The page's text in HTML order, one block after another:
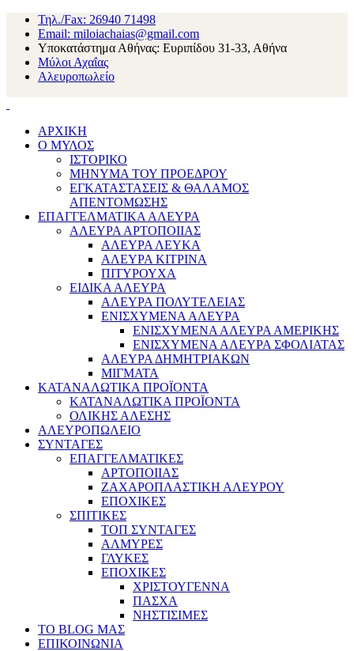
Τηλ./Fax: 26940 71498
Email: miloiachaias@gmail.com
Υποκατάστημα Αθήνας: Ευριπίδου 31-33, Αθήνα
Μύλοι Αχαΐας
Αλευροπωλείο
ΑΡΧΙΚΗ
Ο ΜΥΛΟΣ
ΙΣΤΟΡΙΚΟ
ΜΗΝΥΜΑ ΤΟΥ ΠΡΟΕΔΡΟΥ
ΕΓΚΑΤΑΣΤΑΣΕΙΣ & ΘΑΛΑΜΟΣ
ΑΠΕΝΤΟΜΩΣΗΣ
ΕΠΑΓΓΕΛΜΑΤΙΚΑ ΑΛΕΥΡΑ
ΑΛΕΥΡΑ ΑΡΤΟΠΟΙΙΑΣ
ΑΛΕΥΡΑ ΛΕΥΚΑ
ΑΛΕΥΡΑ ΚΙΤΡΙΝΑ
ΠΙΤΥΡΟΥΧΑ
ΕΙΔΙΚΑ ΑΛΕΥΡΑ
ΑΛΕΥΡΑ ΠΟΛΥΤΕΛΕΙΑΣ
ΕΝΙΣΧΥΜΕΝΑ ΑΛΕΥΡΑ
ΕΝΙΣΧΥΜΕΝΑ ΑΛΕΥΡΑ ΑΜΕΡΙΚΗΣ
ΕΝΙΣΧΥΜΕΝΑ ΑΛΕΥΡΑ ΣΦΟΛΙΑΤΑΣ
ΑΛΕΥΡΑ ΔΗΜΗΤΡΙΑΚΩΝ
ΜΙΓΜΑΤΑ
ΚΑΤΑΝΑΛΩΤΙΚΑ ΠΡΟΪΟΝΤΑ
ΚΑΤΑΝΑΛΩΤΙΚΑ ΠΡΟΪΟΝΤΑ
ΟΛΙΚΗΣ ΑΛΕΣΗΣ
ΑΛΕΥΡΟΠΩΛΕΙΟ
ΣΥΝΤΑΓΕΣ
ΕΠΑΓΓΕΛΜΑΤΙΚΕΣ
ΑΡΤΟΠΟΙΙΑΣ
ΖΑΧΑΡΟΠΛΑΣΤΙΚΗ ΑΛΕΥΡΟΥ
ΕΠΟΧΙΚΕΣ
ΣΠΙΤΙΚΕΣ
ΤΟΠ ΣΥΝΤΑΓΕΣ
ΑΛΜΥΡΕΣ
ΓΛΥΚΕΣ
ΕΠΟΧΙΚΕΣ
ΧΡΙΣΤΟΥΓΕΝΝΑ
ΠΑΣΧΑ
ΝΗΣΤΙΣΙΜΕΣ
ΤΟ BLOG ΜΑΣ
ΕΠΙΚΟΙΝΩΝΙΑ